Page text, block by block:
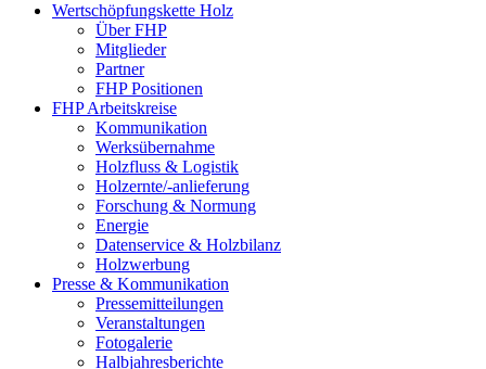
Wertschöpfungskette Holz
Über FHP
Mitglieder
Partner
FHP Positionen
FHP Arbeitskreise
Kommunikation
Werksübernahme
Holzfluss & Logistik
Holzernte/-anlieferung
Forschung & Normung
Energie
Datenservice & Holzbilanz
Holzwerbung
Presse & Kommunikation
Pressemitteilungen
Veranstaltungen
Fotogalerie
Halbjahresberichte